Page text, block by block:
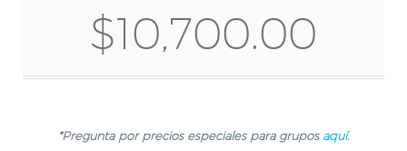
$10,700.00
*Pregunta por precios especiales para grupos aquí.